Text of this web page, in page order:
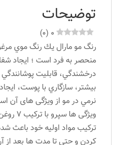
عدد
توضیحات
0
(
0
)
رنگ مو مارال يك رنگ موي
منحصر به فرد است ؛ ايجاد
درخشندگي، قابليت پوشانندگي
بيشتر، سازگاري با پوست،
نرمي در مو از ویژگی های آن
ویژگی ها
ترکیب مواد اولیه خود باعث
کردن و حتی تا مدت ها بعد از